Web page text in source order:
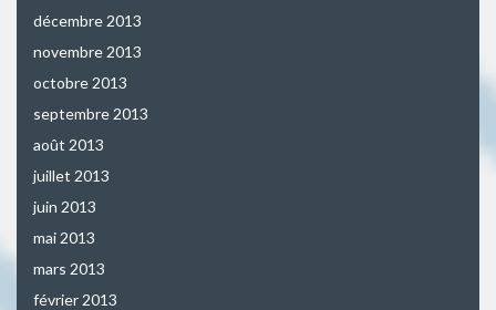
décembre 2013
novembre 2013
octobre 2013
septembre 2013
août 2013
juillet 2013
juin 2013
mai 2013
mars 2013
février 2013